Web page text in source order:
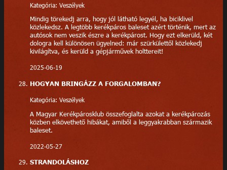
Kategória: Veszélyek
Mindig törekedj arra, hogy jól látható legyél, ha biciklivel
közlekedsz. A legtöbb kerékpáros baleset azért történik, mert az
autósok nem veszik észre a kerékpárost. Hogy ezt elkerüld, két
dologra kell különösen ügyelned: már szürkülettől közlekedj
kivilágítva, és kerüld a gépjárművek holttereit!
2025-06-19
HOGYAN BRINGÁZZ A FORGALOMBAN?
Kategória: Veszélyek
A Magyar Kerékpárosklub összefoglalta azokat a kerékpározás
közben elkövethető hibákat, amiből a leggyakrabban származik
baleset.
2022-05-27
STRANDOLÁSHOZ